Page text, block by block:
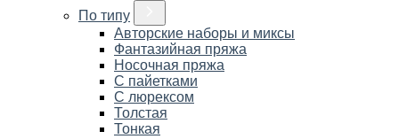
По типу
Авторские наборы и миксы
Фантазийная пряжа
Носочная пряжа
С пайетками
С люрексом
Толстая
Тонкая